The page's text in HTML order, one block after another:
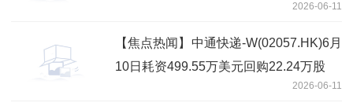
2026-06-11
【焦点热闻】中通快递-W(02057.HK)6月
10日耗资499.55万美元回购22.24万股
2026-06-11